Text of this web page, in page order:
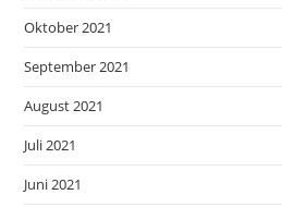
Oktober 2021
September 2021
August 2021
Juli 2021
Juni 2021